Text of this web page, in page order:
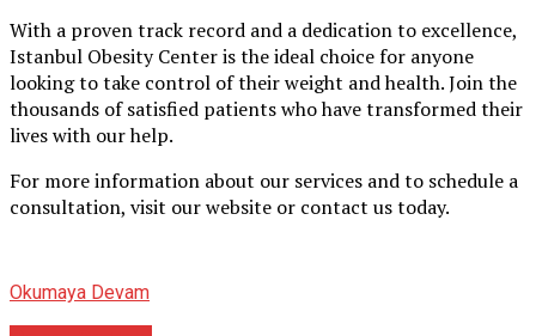
With a proven track record and a dedication to excellence,
Istanbul Obesity Center is the ideal choice for anyone
looking to take control of their weight and health. Join the
thousands of satisfied patients who have transformed their
lives with our help.
For more information about our services and to schedule a
consultation, visit our website or contact us today.
Okumaya Devam